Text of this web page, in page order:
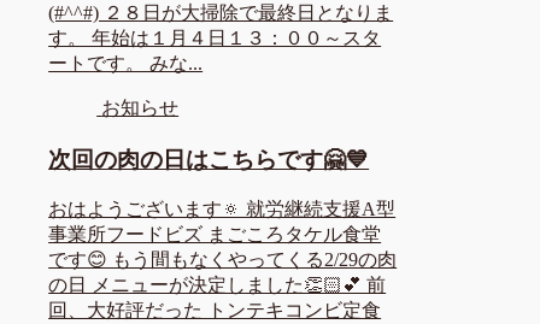
(#^^#) ２８日が大掃除で最終日となりま
す。 年始は１月４日１３：００～スタ
ートです。 みな...
お知らせ
次回の肉の日はこちらです🤗💙
おはようございます🔅 就労継続支援A型
事業所フードビズ まごころタケル食堂
です😊 もう間もなくやってくる2/29の肉
の日 メニューが決定しました👏🏻💕 前
回、大好評だった トンテキコンビ定食